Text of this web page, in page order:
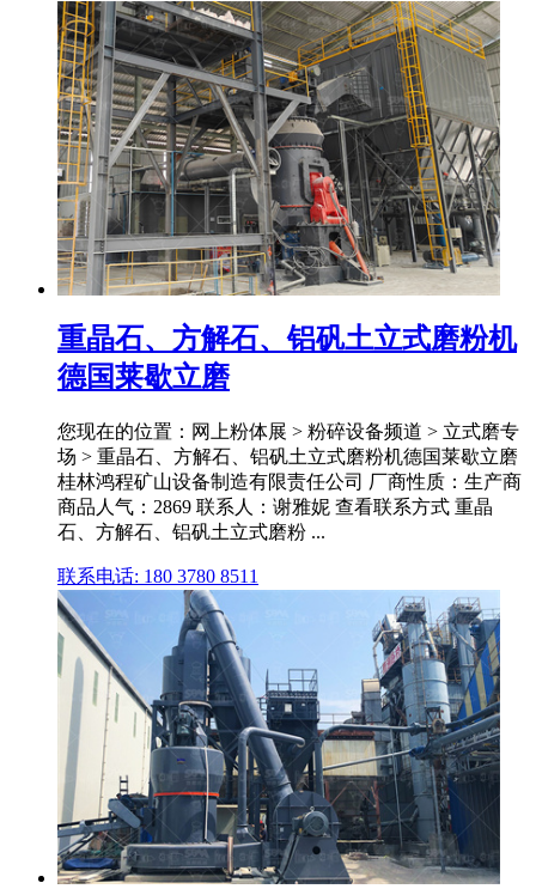
重晶石、方解石、铝矾土立式磨粉机
德国莱歇立磨
您现在的位置：网上粉体展 > 粉碎设备频道 > 立式磨专
场 > 重晶石、方解石、铝矾土立式磨粉机德国莱歇立磨
桂林鸿程矿山设备制造有限责任公司 厂商性质：生产商
商品人气：2869 联系人：谢雅妮 查看联系方式 重晶
石、方解石、铝矾土立式磨粉 ...
联系电话: 180 3780 8511